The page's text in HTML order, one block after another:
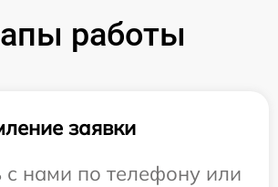
работы
заявки
с нами по телефону или